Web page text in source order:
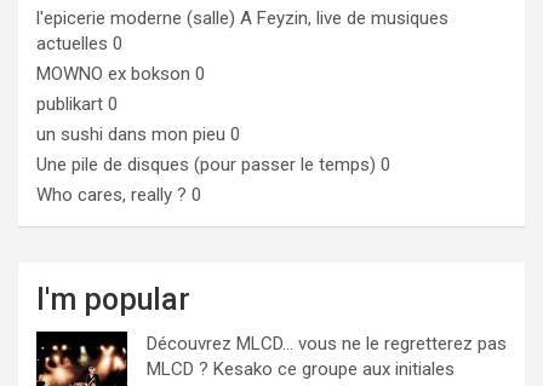
l'epicerie moderne (salle) A Feyzin, live de musiques
actuelles 0
MOWNO ex bokson 0
publikart 0
un sushi dans mon pieu 0
Une pile de disques (pour passer le temps) 0
Who cares, really ? 0
I'm popular
Découvrez MLCD… vous ne le regretterez pas
MLCD ? Kesako ce groupe aux initiales